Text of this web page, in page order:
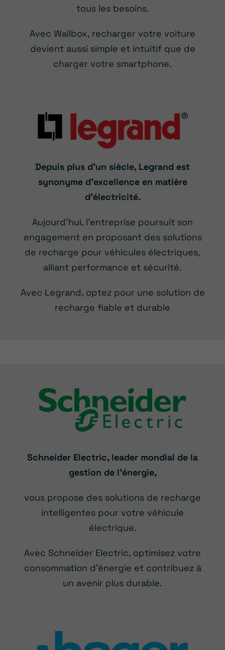
tous les besoins.
Avec Wallbox, recharger votre voiture
devient aussi simple et intuitif que de
charger votre smartphone.
Depuis plus d’un siècle, Legrand est
synonyme d’excellence en matière
d’électricité.
Aujourd’hui, l’entreprise poursuit son
engagement en proposant des solutions
de recharge pour véhicules électriques,
alliant performance et sécurité.
Avec Legrand, optez pour une solution de
recharge fiable et durable
Schneider Electric, leader mondial de la
gestion de l’énergie,
vous propose des solutions de recharge
intelligentes pour votre véhicule
électrique.
Avec Schneider Electric, optimisez votre
consommation d’énergie et contribuez à
un avenir plus durable.